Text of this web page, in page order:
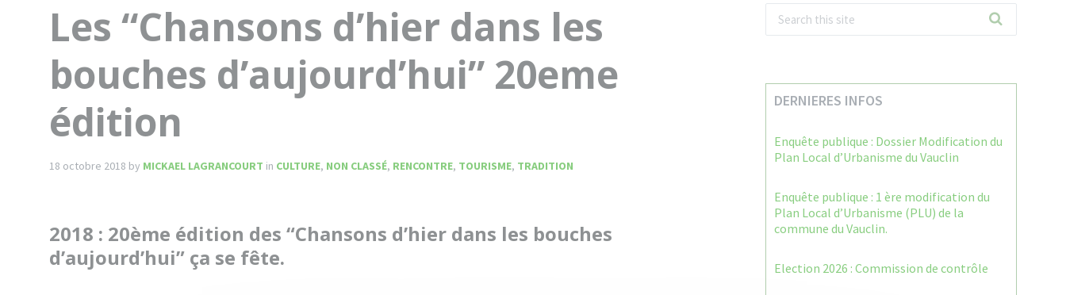
Les “Chansons d’hier dans les
bouches d’aujourd’hui” 20eme
édition
18 octobre 2018 by MICKAEL LAGRANCOURT in CULTURE, NON CLASSÉ, RENCONTRE, TOURISME, TRADITION
2018 : 20ème édition des “Chansons d’hier dans les bouches
d’aujourd’hui” ça se fête.
DERNIERES INFOS
Enquête publique : Dossier Modification du
Plan Local d’Urbanisme du Vauclin
Enquête publique : 1 ère modification du
Plan Local d’Urbanisme (PLU) de la
commune du Vauclin.
Election 2026 : Commission de contrôle